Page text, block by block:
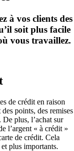
à vos clients des
soit plus facile
vous travaillez.
de crédit en raison
points, des remises
De plus, l’achat sur
l’argent « à crédit »
de crédit. Cela
plus importants.